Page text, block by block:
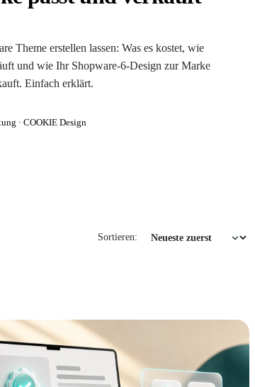
Theme erstellen lassen: Was es kostet, wie
und wie Ihr Shopware-6-Design zur Marke
Einfach erklärt.
· COOKIE Design
Sortieren: